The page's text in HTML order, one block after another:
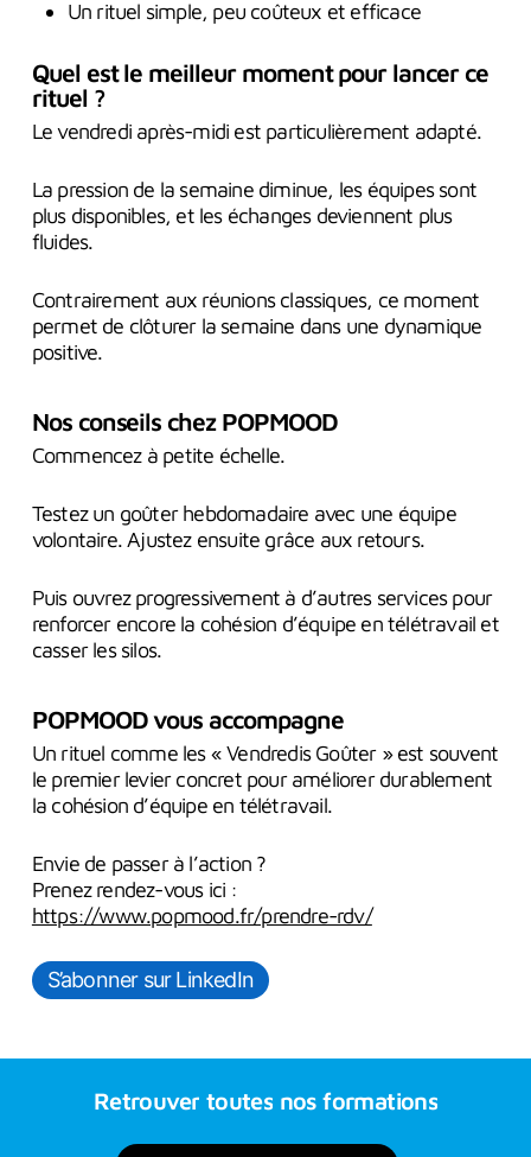
Un rituel simple, peu coûteux et efficace
Quel est le meilleur moment pour lancer ce
rituel ?
Le vendredi après-midi est particulièrement adapté.
La pression de la semaine diminue, les équipes sont
plus disponibles, et les échanges deviennent plus
fluides.
Contrairement aux réunions classiques, ce moment
permet de clôturer la semaine dans une dynamique
positive.
Nos conseils chez POPMOOD
Commencez à petite échelle.
Testez un goûter hebdomadaire avec une équipe
volontaire. Ajustez ensuite grâce aux retours.
Puis ouvrez progressivement à d’autres services pour
renforcer encore la cohésion d’équipe en télétravail et
casser les silos.
POPMOOD vous accompagne
Un rituel comme les « Vendredis Goûter » est souvent
le premier levier concret pour améliorer durablement
la cohésion d’équipe en télétravail.
Envie de passer à l’action ?
Prenez rendez-vous ici :
https://www.popmood.fr/prendre-rdv/
S’abonner sur LinkedIn
Retrouver toutes nos formations